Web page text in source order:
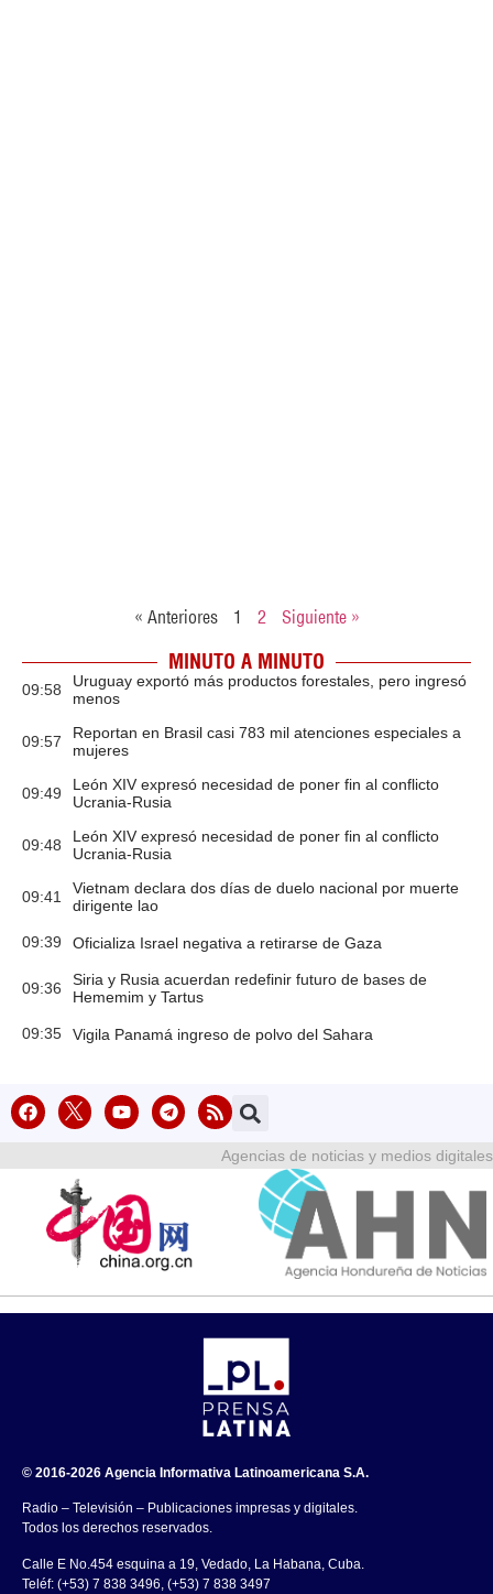
« Anteriores 1 2 Siguiente »
MINUTO A MINUTO
09:58
Uruguay exportó más productos forestales, pero ingresó
menos
09:57
Reportan en Brasil casi 783 mil atenciones especiales a
mujeres
09:49
León XIV expresó necesidad de poner fin al conflicto
Ucrania-Rusia
09:48
León XIV expresó necesidad de poner fin al conflicto
Ucrania-Rusia
09:41
Vietnam declara dos días de duelo nacional por muerte
dirigente lao
09:39 Oficializa Israel negativa a retirarse de Gaza
09:36
Siria y Rusia acuerdan redefinir futuro de bases de
Hememim y Tartus
09:35 Vigila Panamá ingreso de polvo del Sahara
Agencias de noticias y medios digitales
© 2016-2026 Agencia Informativa Latinoamericana S.A.
Radio – Televisión – Publicaciones impresas y digitales.
Todos los derechos reservados.
Calle E No.454 esquina a 19, Vedado, La Habana, Cuba.
Teléf: (+53) 7 838 3496, (+53) 7 838 3497